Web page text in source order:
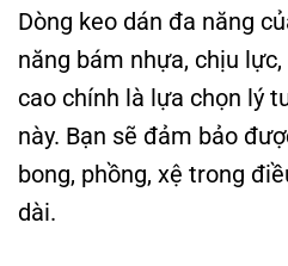
Dòng keo dán đa năng
năng bám nhựa, chịu
cao chính là lựa chọn lý
này. Bạn sẽ đảm bảo
bong, phồng, xệ trong
dài.